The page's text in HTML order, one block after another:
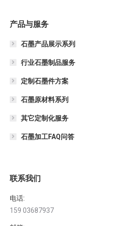
产品与服务
石墨产品展示系列
行业石墨制品服务
定制石墨件方案
石墨原材料系列
其它定制化服务
石墨加工FAQ问答
联系我们
电话:
159 03687937